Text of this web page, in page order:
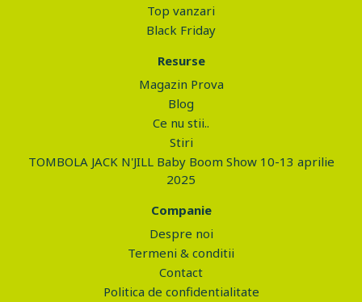
Top vanzari
Black Friday
Resurse
Magazin Prova
Blog
Ce nu stii..
Stiri
TOMBOLA JACK N'JILL Baby Boom Show 10-13 aprilie
2025
Companie
Despre noi
Termeni & conditii
Contact
Politica de confidentialitate